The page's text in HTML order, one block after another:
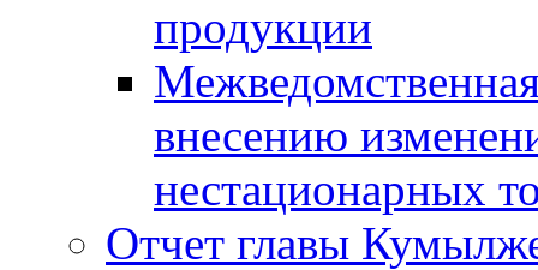
продукции
внесению
нестационарных
Отчет главы